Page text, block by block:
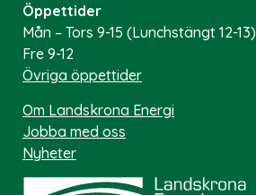
Öppettider
Mån – Tors 9-15 (Lunchstängt 12-13)
Fre 9-12
Övriga öppettider
Om Landskrona Energi
Jobba med oss
Nyheter